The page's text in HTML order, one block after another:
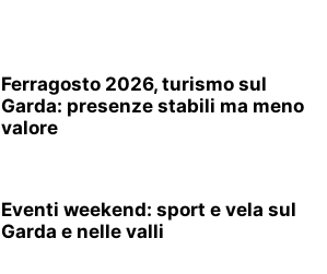
Ferragosto 2026, turismo sul
Garda: presenze stabili ma meno
valore
Eventi weekend: sport e vela sul
Garda e nelle valli